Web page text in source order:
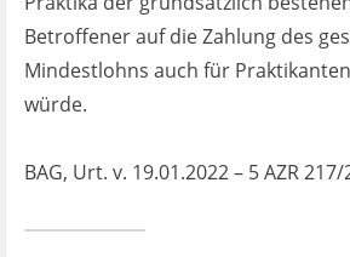
Betroffener auf die Zahlung des
Mindestlohns auch für
würde.
BAG, Urt. v. 19.01.2022 – 5 AZR 217/